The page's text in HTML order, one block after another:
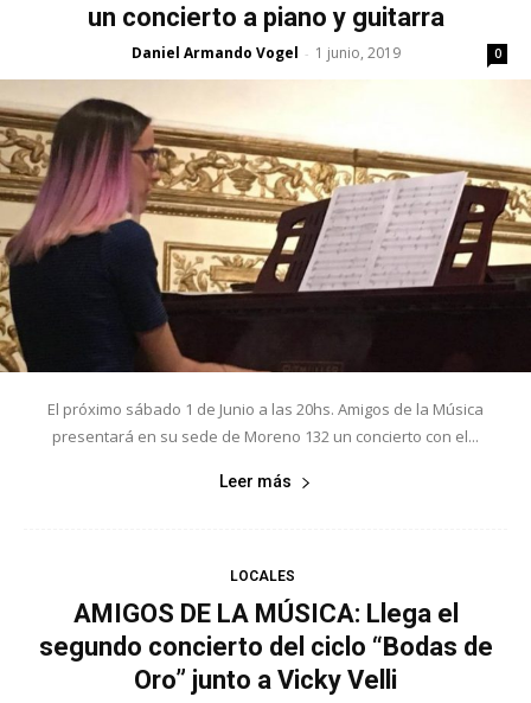
un concierto a piano y guitarra
Daniel Armando Vogel - 1 junio, 2019 0
El próximo sábado 1 de Junio a las 20hs. Amigos de la Música
presentará en su sede de Moreno 132 un concierto con el...
Leer más
LOCALES
AMIGOS DE LA MÚSICA: Llega el
segundo concierto del ciclo “Bodas de
Oro” junto a Vicky Velli